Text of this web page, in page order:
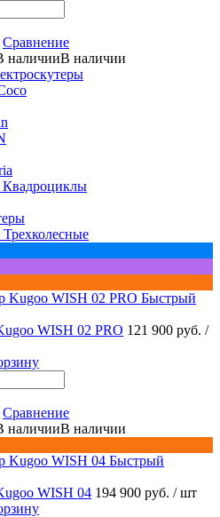
Сравнение
В наличии
Квадроциклы
Трехколесные
Быстрый
WISH 02 PRO 121 900 руб. /
Сравнение
В наличии
Быстрый
WISH 04 194 900 руб. / шт